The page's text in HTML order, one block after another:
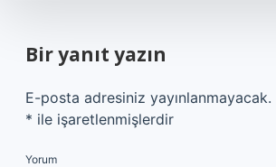
Bir yanıt yazın
E-posta adresiniz yayınlanmayacak.
* ile işaretlenmişlerdir
Yorum